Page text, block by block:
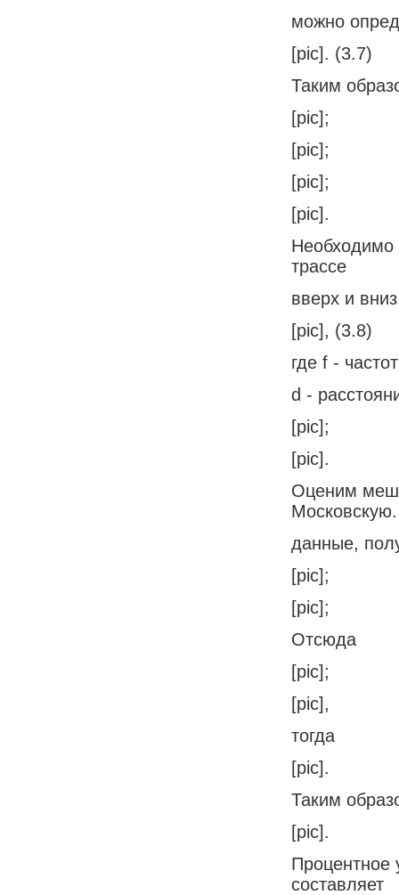
можно
[pic]. (3.7)
Таким
[pic];
[pic];
[pic];
[pic].
Необходимо
трассе
вверх и
[pic], (3.8)
где f -
d -
[pic];
[pic].
Оценим
данные,
[pic];
[pic];
Отсюда
[pic];
[pic],
тогда
[pic].
Таким
[pic].
Процентное
составляет